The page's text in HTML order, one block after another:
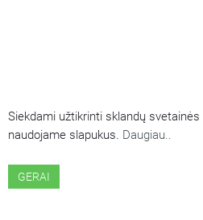
Siekdami užtikrinti sklandų
naudojame slapukus. Daugiau..
GERAI